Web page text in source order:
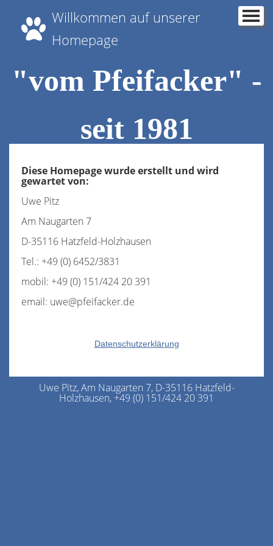
Willkommen auf unserer
Homepage
"vom Pfeifacker" -
seit 1981
Home
Aktuelles
Über uns/Zuchtziele
Unsere Hunde
Welpen
Fotos
Impressum
Diese Homepage wurde erstellt und wird
gewartet von:
Uwe Pitz
Am Naugarten 7
D-35116 Hatzfeld-Holzhausen
Tel.: +49 (0) 6452/3831
mobil: +49 (0) 151/424 20 391
email: uwe@pfeifacker.de
Datenschutzerklärung
Uwe Pitz, Am Naugarten 7, D-35116 Hatzfeld-
Holzhausen, +49 (0) 151/424 20 391